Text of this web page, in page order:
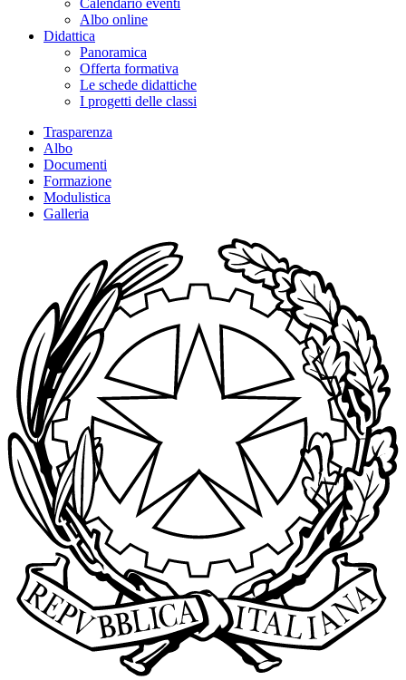
Calendario eventi
Albo online
Didattica
Panoramica
Offerta formativa
Le schede didattiche
I progetti delle classi
Trasparenza
Albo
Documenti
Formazione
Modulistica
Galleria